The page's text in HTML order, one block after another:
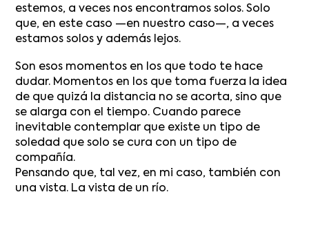
estemos, a veces nos encontramos solos. Solo
que, en este caso —en nuestro caso—, a veces
estamos solos y además lejos.
Son esos momentos en los que todo te hace
dudar. Momentos en los que toma fuerza la idea
de que quizá la distancia no se acorta, sino que
se alarga con el tiempo. Cuando parece
inevitable contemplar que existe un tipo de
soledad que solo se cura con un tipo de
compañía.
Pensando que, tal vez, en mi caso, también con
una vista. La vista de un río.